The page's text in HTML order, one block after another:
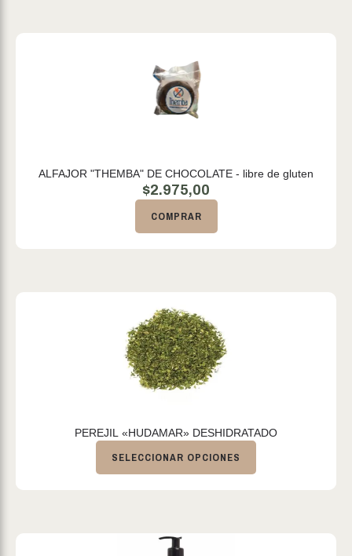
ALFAJOR "THEMBA" DE CHOCOLATE - libre de gluten
$2.975,00
COMPRAR
PEREJIL «HUDAMAR» DESHIDRATADO
SELECCIONAR OPCIONES